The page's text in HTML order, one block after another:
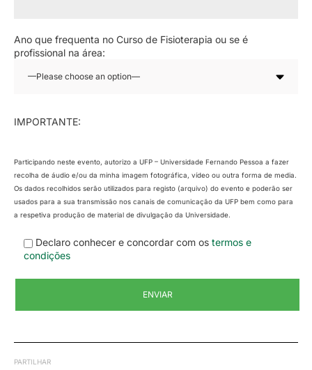
Ano que frequenta no Curso de Fisioterapia ou se é
profissional na área:
IMPORTANTE:
Participando neste evento, autorizo a UFP – Universidade Fernando Pessoa a fazer
recolha de áudio e/ou da minha imagem fotográfica, vídeo ou outra forma de media.
Os dados recolhidos serão utilizados para registo (arquivo) do evento e poderão ser
usados para a sua transmissão nos canais de comunicação da UFP bem como para
a respetiva produção de material de divulgação da Universidade.
Declaro conhecer e concordar com os termos e
condições
PARTILHAR